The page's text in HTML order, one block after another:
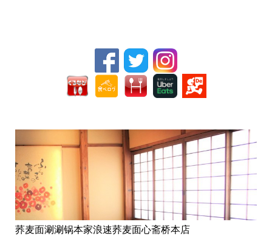
荞麦面涮涮锅本家浪速荞麦面心斋桥本店